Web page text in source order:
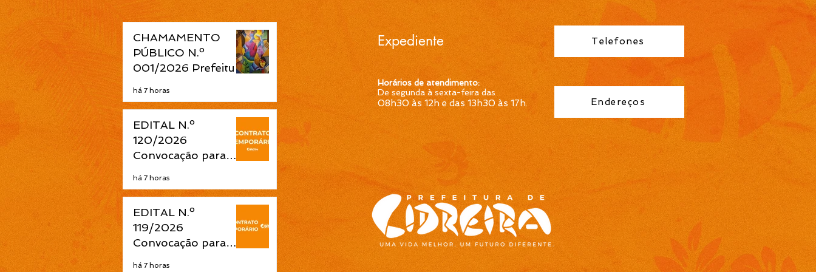
CHAMAMENTO
PÚBLICO N.º
001/2026 Prefeitura
culturais pela Política
Nacional Aldir Blanc
há 7 horas
EDITAL N.º
120/2026
Convocação para
Educação Infantil é
publicada pela
Prefeitura de
Cidreira
há 7 horas
EDITAL N.º
119/2026
Convocação para
há 7 horas
Expediente
Horários de atendimento:
De segunda à sexta-feira das
08h30 às 12h e das 13h30 às 17h
Telefones
Endereços